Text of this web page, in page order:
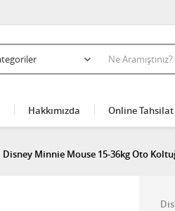
Hakkımızda Online Tahsilat
Disney Minnie Mouse 15-36kg Oto